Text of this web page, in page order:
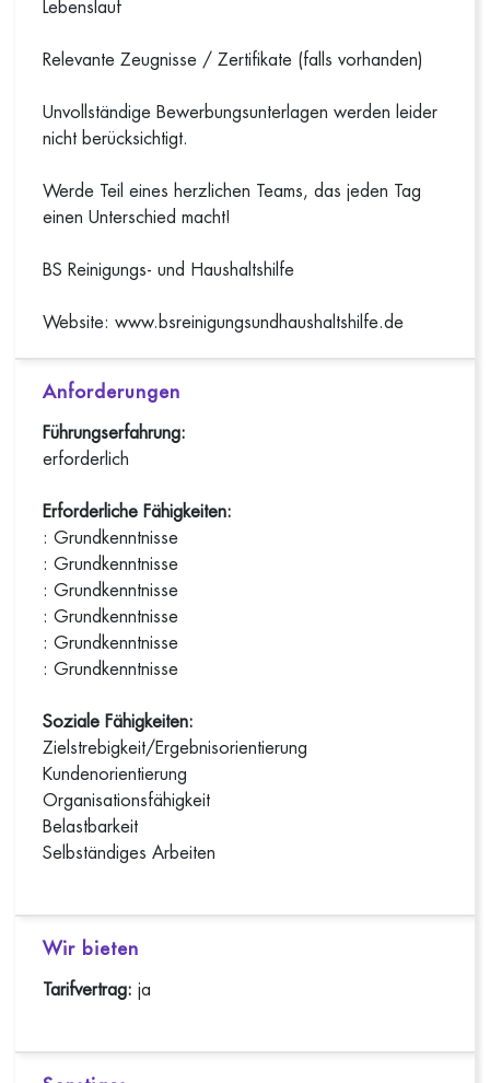
Lebenslauf
Relevante Zeugnisse / Zertifikate (falls vorhanden)
Unvollständige Bewerbungsunterlagen werden leider
nicht berücksichtigt.
Werde Teil eines herzlichen Teams, das jeden Tag
einen Unterschied macht!
BS Reinigungs- und Haushaltshilfe
Website: www.bsreinigungsundhaushaltshilfe.de
Anforderungen
Führungserfahrung:
erforderlich
Erforderliche Fähigkeiten:
: Grundkenntnisse
: Grundkenntnisse
: Grundkenntnisse
: Grundkenntnisse
: Grundkenntnisse
: Grundkenntnisse
Soziale Fähigkeiten:
Zielstrebigkeit/Ergebnisorientierung
Kundenorientierung
Organisationsfähigkeit
Belastbarkeit
Selbständiges Arbeiten
Wir bieten
Tarifvertrag:ja